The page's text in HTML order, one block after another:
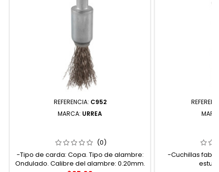
REFERENCIA: C952
MARCA: URREA
1/2" X 0.20 MM CON ZANCO 1/4"
URREA
(0)
-Tipo de carda: Copa. Tipo de alambre:
Ondulado. Calibre del alambre: 0.20mm.
-Cuchillas